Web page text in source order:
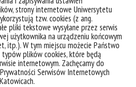
strony internetowe Uniwersytetu
tzw. cookies (z ang.
pliki tekstowe wysyłane przez serwis
użytkownika na urządzeniu końcowym
itp.). W tym miejscu możecie Państwo
plików cookies, które będą
internetowym. Zachęcamy do
Serwisów Internetowych
wykorzystują możliwości
wydziałami uczelni.
zawodowe – uczestniczą w
i szkoleniach, prowadzą działalność
aktywnie rozwijają swoje